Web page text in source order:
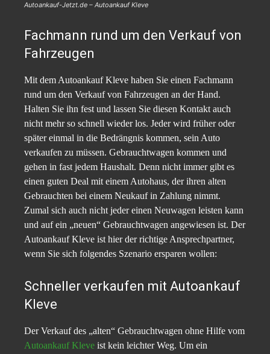
Autoankauf-Jetzt.de – Autoankauf Kleve
Fachmann rund um den Verkauf von
Fahrzeugen
Mit dem Autoankauf Kleve haben Sie einen Fachmann
rund um den Verkauf von Fahrzeugen an der Hand.
Halten Sie ihn fest und lassen Sie diesen Kontakt auch
nicht mehr so schnell wieder los. Jeder wird früher oder
später einmal in die Bedrängnis kommen, sein Auto
verkaufen zu müssen. Gebrauchtwagen kommen und
gehen in fast jedem Haushalt. Denn nicht immer gibt es
einen guten Deal mit einem Autohaus, der ihren alten
Gebrauchten bei einem Neukauf in Zahlung nimmt.
Zumal sich auch nicht jeder einen Neuwagen leisten kann
und auf ein „neuen“ Gebrauchtwagen angewiesen ist. Der
Autoankauf Kleve ist hier der richtige Ansprechpartner,
wenn Sie sich folgendes Szenario ersparen wollen:
Schneller verkaufen mit Autoankauf
Kleve
Der Verkauf des „alten“ Gebrauchtwagen ohne Hilfe vom
Autoankauf Kleve ist kein leichter Weg. Um ein